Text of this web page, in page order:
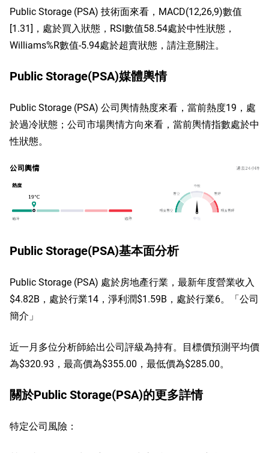
Public Storage (PSA) 技術面來看，MACD(12,26,9)數值
[1.31]，處於買入狀態，RSI數值58.54處於中性狀態，
Williams%R數值-5.94處於超賣狀態，請注意關注。
Public Storage(PSA)媒體輿情
Public Storage (PSA) 公司輿情熱度來看，當前熱度19，處
於過冷狀態；公司市場輿情方向來看，當前輿情指數處於中
性狀態。
Public Storage(PSA)基本面分析
Public Storage (PSA) 處於房地產行業，最新年度營業收入
$4.82B，處於行業14，淨利潤$1.59B，處於行業6。「公司
簡介」
近一月多位分析師給出公司評級為持有。目標價預測平均價
為$320.93，最高價為$355.00，最低價為$285.00。
關於Public Storage(PSA)的更多詳情
特定公司風險：